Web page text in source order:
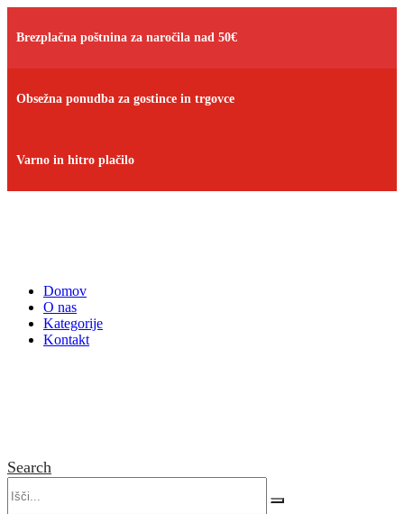
Brezplačna poštnina za naročila nad 50€
Obsežna ponudba za gostince in trgovce
Varno in hitro plačilo
Domov
O nas
Kategorije
Kontakt
Search